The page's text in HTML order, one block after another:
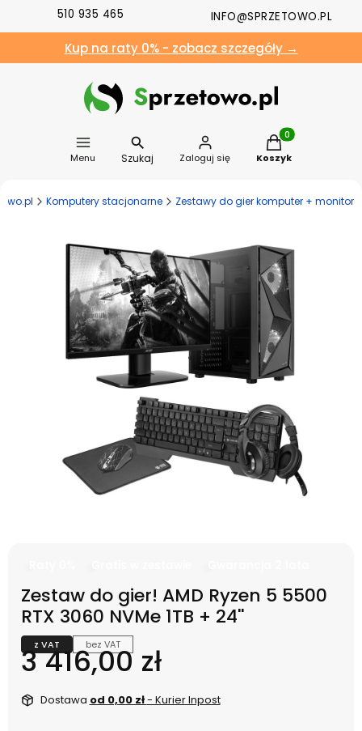
510 935 465 INFO@SPRZETOWO.PL
Kup na raty 0% - zobacz szczegóły →
Menu Szukaj Zaloguj się
Produkty w
Koszyk
Komputery stacjonarne Zestawy do gier komputer + monitor
Zestaw do gier! AMD Ryzen 5 5500
RTX 3060 NVMe 1TB + 24''
z VAT bez VAT
Cena
3 416,00 zł
Dostawa od 0,00 zł- Kurier Inpost